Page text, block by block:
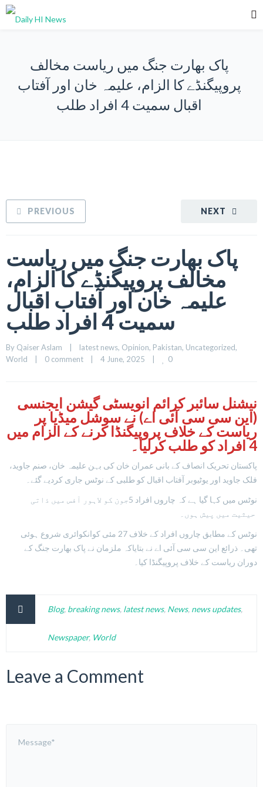
پاک بھارت جنگ میں ریاست مخالف
پروپیگنڈے کا الزام، علیمہ خان اور آفتاب
اقبال سمیت 4 افراد طلب
NEXT
PREVIOUS
پاک بھارت جنگ میں ریاست
مخالف پروپیگنڈے کا الزام،
علیمہ خان اور آفتاب اقبال
سمیت 4 افراد طلب
By Qaiser Aslam latest news, Opinion, Pakistan, Uncategorized
World
0 comment 4 June, 2025 0
نیشنل سائبر کرائم انویسٹی گیشن ایجنسی
(این سی سی آئی اے) نے سوشل میڈیا پر
ریاست کے خلاف پروپیگنڈا کرنے کے الزام میں
4 افراد کو طلب کرلیا۔
پاکستان تحریک انصاف کے بانی عمران خان کی بہن علیمہ خان، صنم جاوید،
فلک جاوید اور یوٹیوبر آفتاب اقبال کو طلبی کے نوٹس جاری کردیے گئے۔
نوٹس میں کہا گیا ہے کہ چاروں افراد 5جون کو لاہور آفس میں ذاتی
نوٹس کے مطابق چاروں افراد کے خلاف 27 مئی کوانکوائری شروع ہوئی
تھی۔ ذرائع این سی سی آئی اے نے بتایاکہ ملزمان نے پاک بھارت جنگ کے
دوران ریاست کے خلاف پروپیگنڈا کیا۔
Blog, breaking news, latest news, News, news updates,
Newspaper, World
Leave a Comment